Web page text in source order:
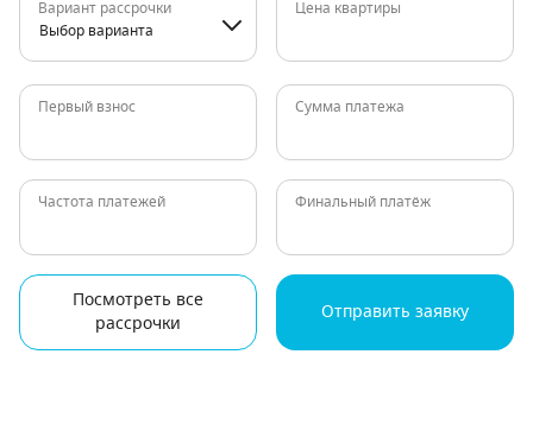
Вариант рассрочки
Выбор варианта
Цена квартиры
Первый взнос Сумма платежа
Частота платежей Финальный платёж
Посмотреть все
рассрочки
Отправить заявку